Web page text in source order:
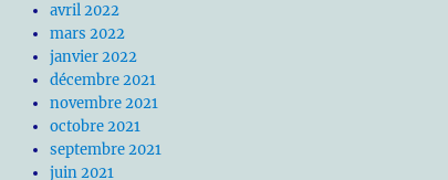
avril 2022
mars 2022
janvier 2022
décembre 2021
novembre 2021
octobre 2021
septembre 2021
juin 2021